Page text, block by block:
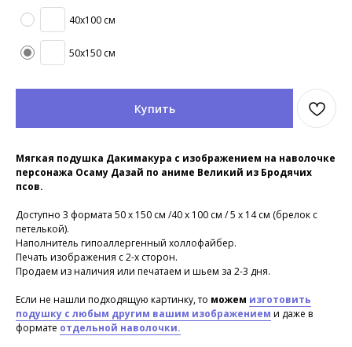
40х100 см
50х150 см
Купить
Мягкая подушка Дакимакура с изображением на наволочке
персонажа Осаму Дазай по аниме Великий из Бродячих
псов.
Доступно 3 формата 50 х 150 см /40 х 100 см / 5 х 14 см (брелок с
петелькой).
Наполнитель гипоаллергенный холлофайбер.
Печать изображения с 2-х сторон.
Продаем из наличия или печатаем и шьем за 2-3 дня.
Если не нашли подходящую картинку, то можем изготовить
подушку с любым другим вашим изображением и даже в
формате отдельной наволочки.